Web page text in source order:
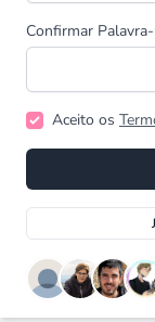
Confirmar
Aceito os